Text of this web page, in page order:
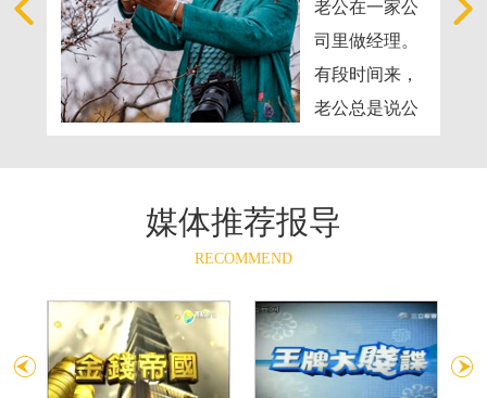
是
的
老公在一家公
司里做经理。
有段时间来，
老公总是说公
司在加班，晚
晚点儿，可是
慢慢地，老公
回家了，我心
里有点儿怀疑
老公是不是在
媒体推荐报导
RECOMMEND